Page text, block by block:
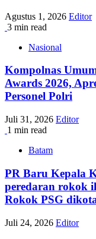
Agustus 1, 2026 Editor
3 min read
Nasional
Kompolnas
Awards 2026,
Personel Polri
Juli 31, 2026 Editor
1 min read
Batam
PR Baru Kepala
peredaran rokok
Rokok PSG
Juli 24, 2026 Editor